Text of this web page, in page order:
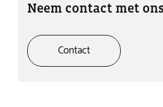
Neem contact met
Contact